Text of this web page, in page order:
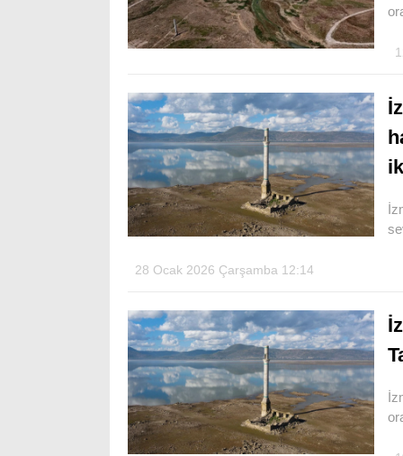
28 Ocak 2026 Çarşamba 12:14